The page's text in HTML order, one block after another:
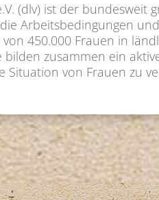
(dlv) ist der
Arbeitsbedingungen
450.000 Frauen in
zusammen ein
Situation von Frauen zu